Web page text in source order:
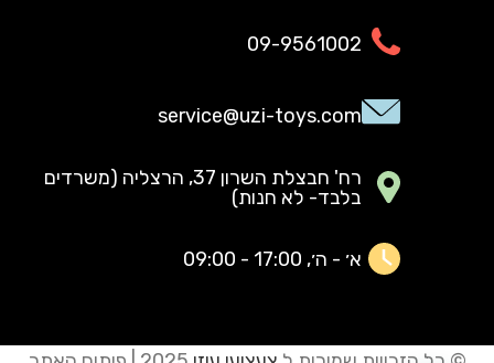
09-9561002
service@uzi-toys.com
רח' חבצלת השרון 37, הרצליה (משרדים
בלבד- לא חנות)
א׳ - ה׳, 17:00 - 09:00